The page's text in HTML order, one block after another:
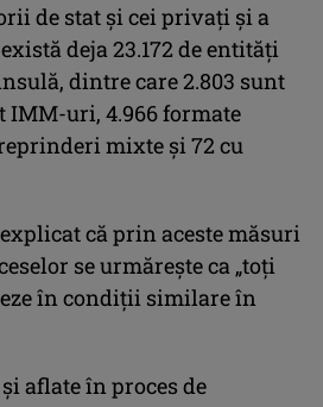
de stat şi cei privaţi şi a
deja 23.172 de entităţi
dintre care 2.803 sunt
IMM-uri, 4.966 formate
mixte şi 72 cu
că prin aceste măsuri
se urmăreşte ca „toţi
în condiţii similare în
aflate în proces de